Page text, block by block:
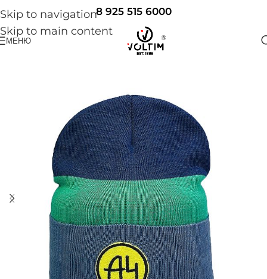
Skip to navigation
Skip to main content
8 925 515 6000
МЕНЮ